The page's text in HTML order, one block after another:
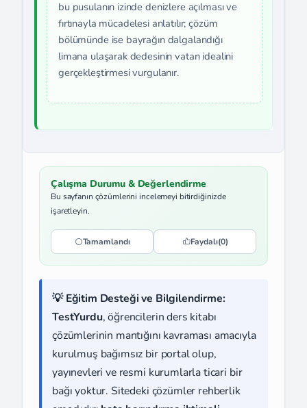
bu pusulanın izinde denizlere açılması ve
fırtınayla mücadelesi anlatılır; çözüm
bölümünde ise bayrağın dalgalandığı
limana ulaşarak dedesinin vatan idealini
gerçekleştirmesi vurgulanır.
Çalışma Durumu & Değerlendirme
Bu sayfanın çözümlerini incelemeyi bitirdiğinizde
işaretleyin.
Tamamlandı Faydalı(0)
💡 Eğitim Desteği ve Bilgilendirme:
TestYurdu, öğrencilerin ders kitabı
çözümlerinin mantığını kavraması amacıyla
kurulmuş bağımsız bir portal olup,
yayınevleri ve resmi kurumlarla ticari bir
bağı yoktur. Sitedeki çözümler rehberlik